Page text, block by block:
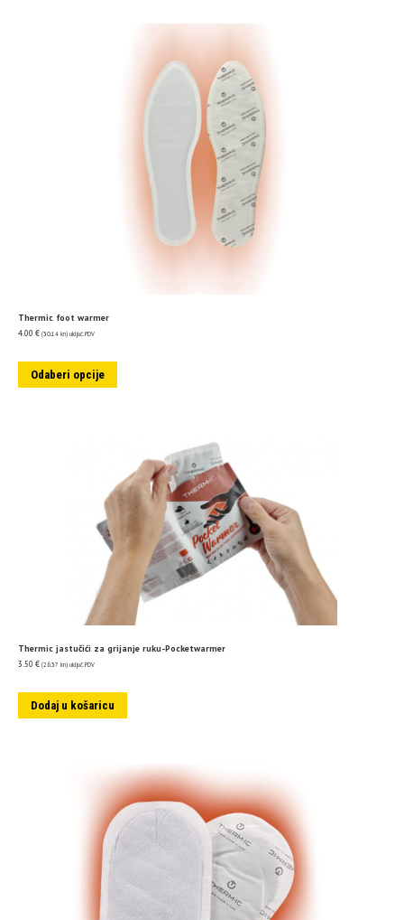
Thermic foot warmer
4.00 € (30.14 kn) uključ. PDV
Odaberi opcije
Thermic jastučići za grijanje ruku-Pocketwarmer
3.50 € (26.37 kn) uključ. PDV
Dodaj u košaricu